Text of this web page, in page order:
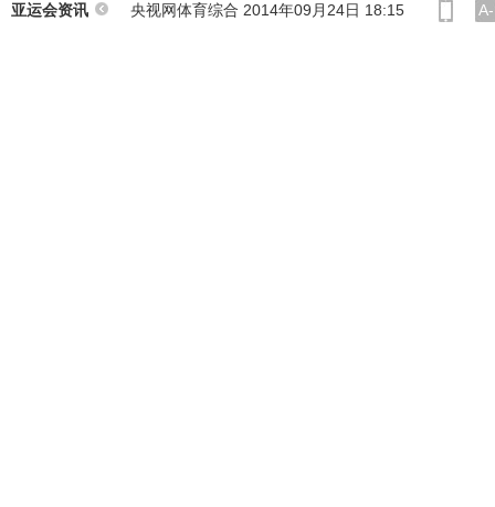
亚运会资讯 央视网体育综合 2014年09月24日 18:15 A-